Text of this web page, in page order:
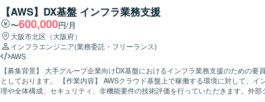
データ移行や、Python・React・Next.jsを用いた関連アプリケーション開発、セキ
考慮した設計・実装にも関わっていただきます。 【求める人物像】 お客様と積極的にコミュニ
ケーションを取りながら、自ら課題を把握し提案・推進していける方を求めていま
品質を意識しつつ、チームメンバーと連携して柔軟に対応できる方が望ましいです。 【ポ
ョンの魅力】 飲食チェーンの売上データを活用したマーケティング基盤の構築を
タ収集から分析まで一連のDX開発に関わることができます。AWSなどクラウドサ
ールを幅広く扱うことで、データ基盤構築やクラウド移行のスキルを高めることが
のキャリア形成にもつながるポジションです。 【開発環境】 AWSを中心としたクラウド環境上
で、Oracle・MySQLなどのデータベースを用いたデータ基盤を構築します。
Next.jsなどを利用したアプリケーション開発や、BIツールによるデータ可視化を行
【AWS】DX基盤 インフラ業務支援
〜600,000円/月
大阪市北区（大阪府）
インフラエンジニア(業務委託・フリーランス)
AWS
【募集背景】 大手グループ企業向けDX基盤におけるインフラ業務支援のための要
としております。 【作業内容】 AWSクラウド基盤上で稼働する環境に対して、インフラ要件整
理や全体構成、セキュリティ、非機能要件の技術評価を行っていただきます。外部